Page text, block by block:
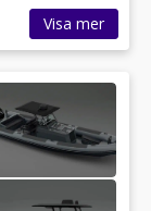
Visa mer